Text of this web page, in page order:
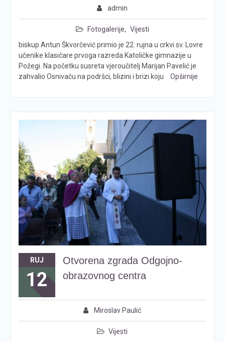
admin
Fotogalerije, Vijesti
biskup Antun Škvorčević primio je 22. rujna u crkvi sv. Lovre
učenike klasičare prvoga razreda Katoličke gimnazije u
Požegi. Na početku susreta vjeroučitelj Marijan Pavelić je
zahvalio Osnivaču na podršci, blizini i brizi koju
Opširnije
RUJ
12
Otvorena zgrada Odgojno-
obrazovnog centra
Miroslav Paulić
Vijesti